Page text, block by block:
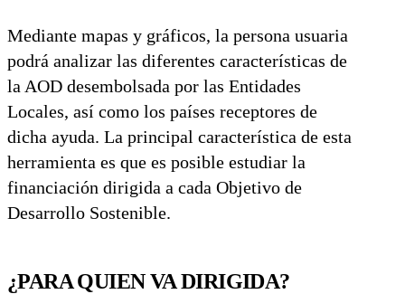
Mediante mapas y gráficos, la persona usuaria
podrá analizar las diferentes características de
la AOD desembolsada por las Entidades
Locales, así como los países receptores de
dicha ayuda. La principal característica de esta
herramienta es que es posible estudiar la
financiación dirigida a cada Objetivo de
Desarrollo Sostenible.
¿PARA QUIEN VA DIRIGIDA?